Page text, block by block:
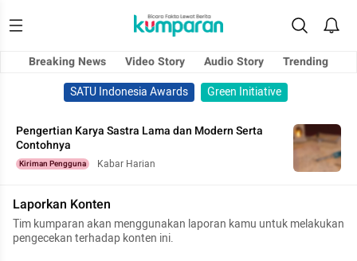
Breaking News Video Story Audio Story
Trending
SATU Indonesia Awards
Green Initiative
Pengertian Karya Sastra Lama dan Modern Serta
Contohnya
Kiriman Pengguna Kabar Harian
Laporkan Konten
Tim kumparan akan menggunakan laporan kamu untuk melakukan
pengecekan terhadap konten ini.